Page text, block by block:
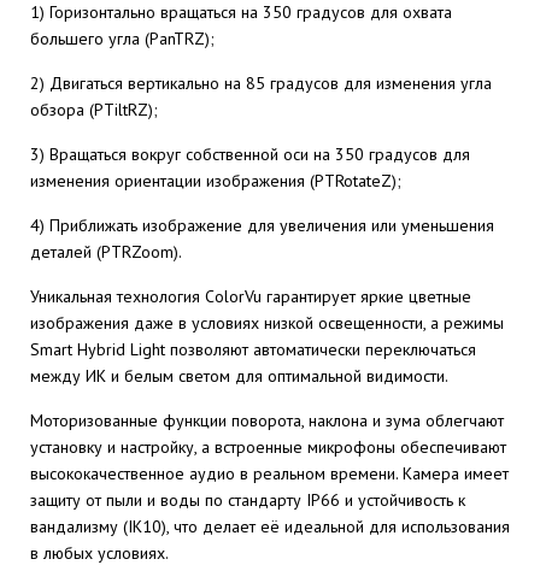
1) Горизонтально вращаться на 350 градусов для охвата
большего угла (PanTRZ);
2) Двигаться вертикально на 85 градусов для изменения угла
обзора (PTiltRZ);
3) Вращаться вокруг собственной оси на 350 градусов для
изменения ориентации изображения (PTRotateZ);
4) Приближать изображение для увеличения или уменьшения
деталей (PTRZoom).
Уникальная технология ColorVu гарантирует яркие цветные
изображения даже в условиях низкой освещенности, а режимы
Smart Hybrid Light позволяют автоматически переключаться
между ИК и белым светом для оптимальной видимости.
Моторизованные функции поворота, наклона и зума облегчают
установку и настройку, а встроенные микрофоны обеспечивают
высококачественное аудио в реальном времени. Камера имеет
защиту от пыли и воды по стандарту IP66 и устойчивость к
вандализму (IK10), что делает её идеальной для использования
в любых условиях.